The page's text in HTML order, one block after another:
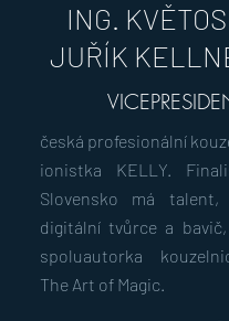
ING.
JUŘÍK
česká profesionální
ionistka KELLY.
Slovensko má talent,
digitální tvůrce a
spoluautorka
The Art of Magic.